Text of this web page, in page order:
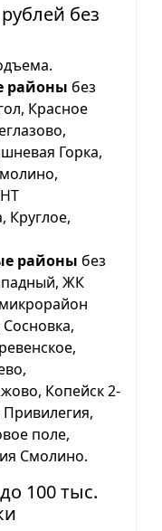
без
районы без
Красное
Горка,
Круглое,
районы без
ЖК
Копейск 2-
Привилегия,
поле,
Смолино.
100 тыс.